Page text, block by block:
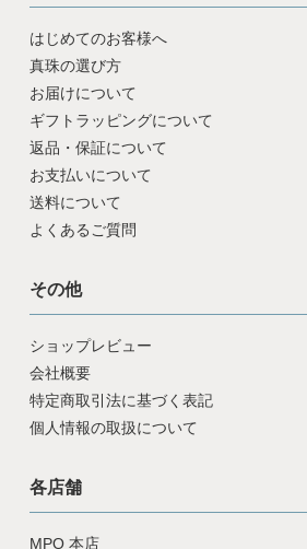
はじめてのお客様へ
真珠の選び方
お届けについて
ギフトラッピングについて
返品・保証について
お支払いについて
送料について
よくあるご質問
その他
ショップレビュー
会社概要
特定商取引法に基づく表記
個人情報の取扱について
各店舗
MPO 本店